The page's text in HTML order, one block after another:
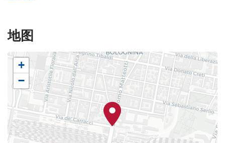
牢房的边缘只能通过轻微的突出看出来，这
样的设计是为了反射光和声音。 纪念碑被认
为是一块“磁铁”：吸引人们反思、讨论、回想
历史上发生的事情。市政府建议将其建在1980
年8月2日爆炸的博洛尼亚火车站，也体现了
它的意义：回忆。
设计： SET Architects (Lorenzo Catena, Chiara
Cucina, Onorato di Manno, Andrea Tanci)
地图
+
−